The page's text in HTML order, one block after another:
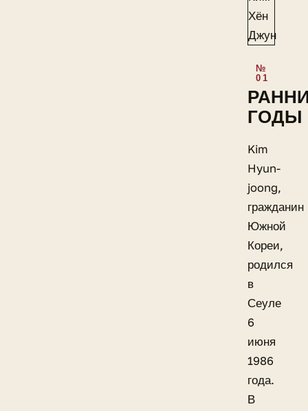
ГОДЫ
Kim
Hyun-
joong,
гражданин
Южной
Кореи,
родился
в
Сеуле
6
июня
1986
года.
В